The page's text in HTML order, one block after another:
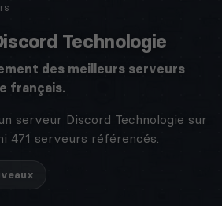
Technologie
des meilleurs serveurs
français.
serveur Discord Technologie sur
471 serveurs référencés.